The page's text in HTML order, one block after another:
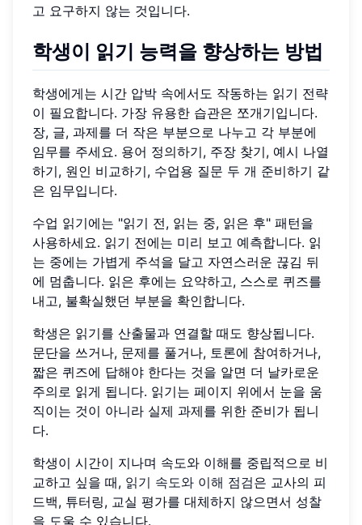
고 요구하지 않는 것입니다.
학생이 읽기 능력을 향상하는 방법
학생에게는 시간 압박 속에서도 작동하는 읽기 전략
이 필요합니다. 가장 유용한 습관은 쪼개기입니다.
장, 글, 과제를 더 작은 부분으로 나누고 각 부분에
임무를 주세요. 용어 정의하기, 주장 찾기, 예시 나열
하기, 원인 비교하기, 수업용 질문 두 개 준비하기 같
은 임무입니다.
수업 읽기에는 "읽기 전, 읽는 중, 읽은 후" 패턴을
사용하세요. 읽기 전에는 미리 보고 예측합니다. 읽
는 중에는 가볍게 주석을 달고 자연스러운 끊김 뒤
에 멈춥니다. 읽은 후에는 요약하고, 스스로 퀴즈를
내고, 불확실했던 부분을 확인합니다.
학생은 읽기를 산출물과 연결할 때도 향상됩니다.
문단을 쓰거나, 문제를 풀거나, 토론에 참여하거나,
짧은 퀴즈에 답해야 한다는 것을 알면 더 날카로운
주의로 읽게 됩니다. 읽기는 페이지 위에서 눈을 움
직이는 것이 아니라 실제 과제를 위한 준비가 됩니
다.
학생이 시간이 지나며 속도와 이해를 중립적으로 비
교하고 싶을 때, 읽기 속도와 이해 점검은 교사의 피
드백, 튜터링, 교실 평가를 대체하지 않으면서 성찰
을 도울 수 있습니다.